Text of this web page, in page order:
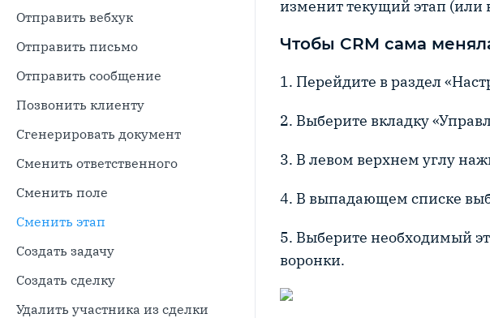
Отправить вебхук
Отправить письмо
Отправить сообщение
Позвонить клиенту
Сгенерировать документ
Сменить ответственного
Сменить поле
Сменить этап
Создать задачу
Создать сделку
Удалить участника из сделки
изменит текущий этап (или
Чтобы CRM сама
1. Перейдите в раздел
2. Выберите вкладку
3. В левом верхнем углу
4. В выпадающем списке
5. Выберите необходимый
воронки.